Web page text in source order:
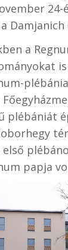
24-
Damjanich
a
plébániát
papja